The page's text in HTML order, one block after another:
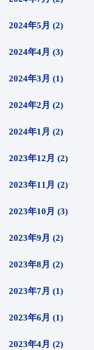
2024年5月 (2)
2024年4月 (3)
2024年3月 (1)
2024年2月 (2)
2024年1月 (2)
2023年12月 (2)
2023年11月 (2)
2023年10月 (3)
2023年9月 (2)
2023年8月 (2)
2023年7月 (1)
2023年6月 (1)
2023年4月 (2)